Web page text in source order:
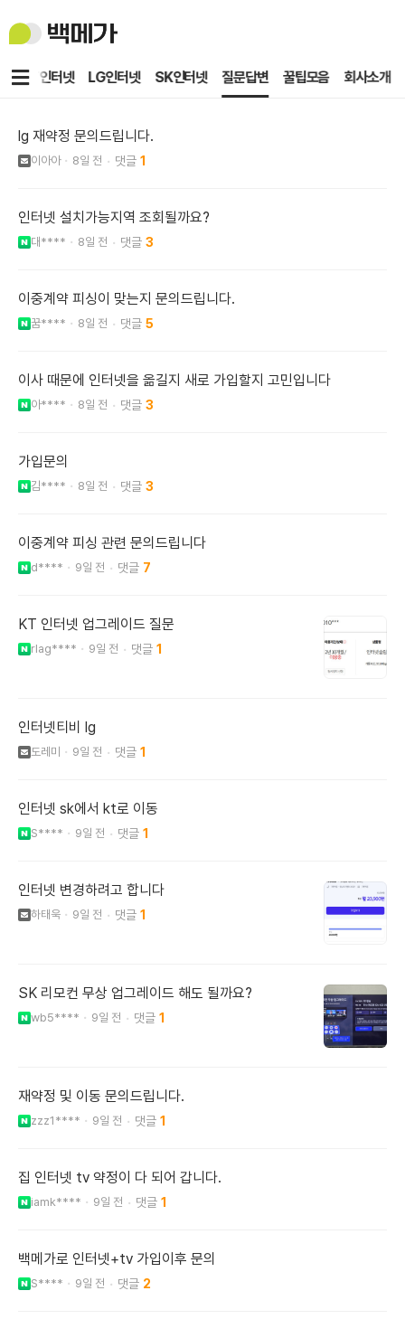
백
메
KT인터넷 LG인터넷 SK인터넷 질문답변 꿀팁모음 회사소개
메
lg 재약정 문의드립니다.
이아아 8일 전 1
인터넷 설치가능지역 조회될까요?
대**** 8일 전 3
이중계약 피싱이 맞는지 문의드립니다.
꿈**** 8일 전 5
이사 때문에 인터넷을 옮길지 새로 가입할지 고민입니다
아**** 8일 전 3
가입문의
김**** 8일 전 3
이중계약 피싱 관련 문의드립니다
d**** 9일 전 7
KT 인터넷 업그레이드 질문
rlag**** 9일 전 1
인터넷티비 lg
도레미 9일 전 1
인터넷 sk에서 kt로 이동
S**** 9일 전 1
인터넷 변경하려고 합니다
하태욱 9일 전 1
SK 리모컨 무상 업그레이드 해도 될까요?
wb5**** 9일 전 1
재약정 및 이동 문의드립니다.
zzz1**** 9일 전 1
집 인터넷 tv 약정이 다 되어 갑니다.
iamk**** 9일 전 1
백메가로 인터넷+tv 가입이후 문의
S**** 9일 전 2